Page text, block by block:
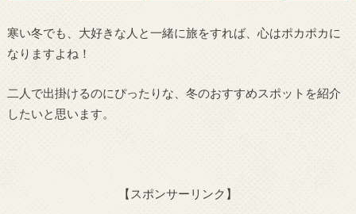
寒い冬でも、大好きな人と一緒に旅をすれば、心はポカポカに
なりますよね！
二人で出掛けるのにぴったりな、冬のおすすめスポットを紹介
したいと思います。
【スポンサーリンク】